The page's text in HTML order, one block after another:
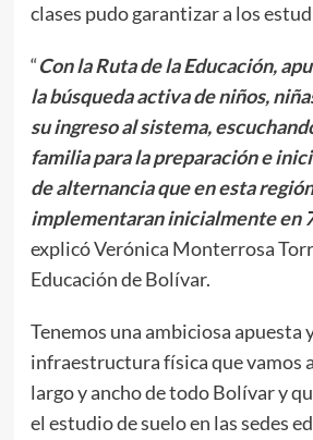
clases pudo garantizar a los
“Con la Ruta de la Educación,
la búsqueda activa de niños,
su ingreso al sistema,
familia para la preparación e
de alternancia que en esta
implementaran inicialmente en
explicó Verónica Monterrosa
Educación de Bolívar.
Tenemos una ambiciosa apuesta
infraestructura física que vamos
largo y ancho de todo Bolívar y
el estudio de suelo en las sedes